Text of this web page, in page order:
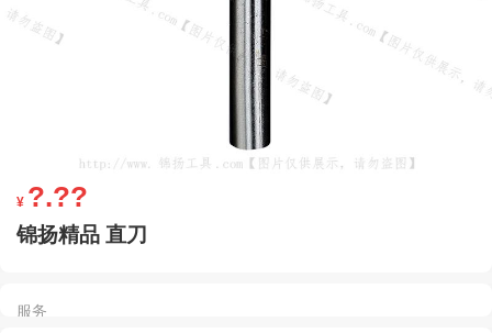
¥ ?.??
锦扬精品 直刀
服务